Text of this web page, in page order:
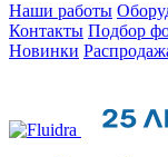
Наши работы
Контакты Подбор
Новинки